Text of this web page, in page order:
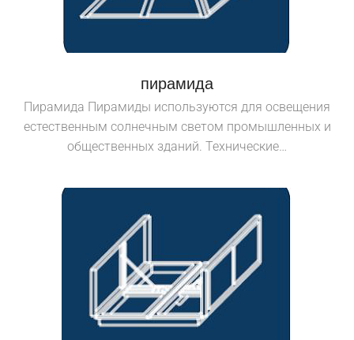
пирамида
Пирамида Пирамиды используются для освещения
естественным солнечным светом промышленных и
общественных зданий. Технические…